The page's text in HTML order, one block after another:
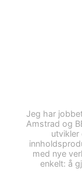
Jeg har
Amstrad og
utvikler
med nye
enkelt: å